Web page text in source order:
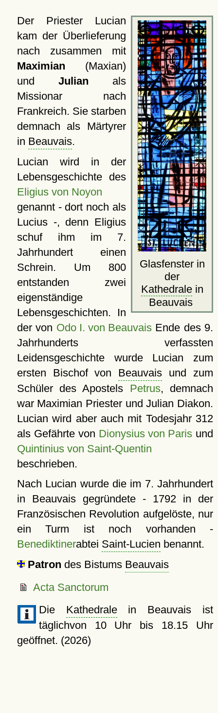
Glasfenster in
der
Kathedralein
Beauvais
Der Priester Lucian
kam der Überlieferung
nach zusammen mit
Maximian (Maxian)
und Julian als
Missionar nach
Frankreich. Sie starben
demnach als Märtyrer
in Beauvais.
Lucian wird in der
Lebensgeschichte des
Eligius von Noyon
genannt - dort noch als
Lucius -, denn Eligius
schuf ihm im 7.
Jahrhundert einen
Schrein. Um 800
entstanden zwei
eigenständige
Lebensgeschichten. In
der von Odo I. von BeauvaisEnde des 9.
Jahrhunderts verfassten
Leidensgeschichte wurde Lucian zum
ersten Bischof von Beauvais und zum
Schüler des Apostels Petrus, demnach
war Maximian Priester und Julian Diakon.
Lucian wird aber auch mit Todesjahr 312
als Gefährte von Dionysius von Parisund
Quintinius von Saint-Quentin
beschrieben.
Nach Lucian wurde die im 7. Jahrhundert
in Beauvais gegründete - 1792 in der
Französischen Revolution aufgelöste, nur
ein Turm ist noch vorhanden -
Benediktinerabtei Saint-Lucien benannt.
Patron des Bistums Beauvais
Acta Sanctorum
Die Kathedralein Beauvais ist
täglichvon 10 Uhr bis 18.15 Uhr
geöffnet. (2026)